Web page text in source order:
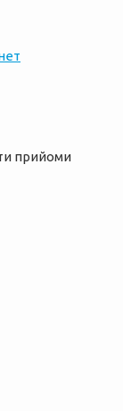
прийоми